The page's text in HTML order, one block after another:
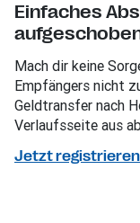
Einfaches
Mach dir keine
Empfängers nicht
Geldtransfer nach
Verlaufsseite aus
Jetzt registrieren